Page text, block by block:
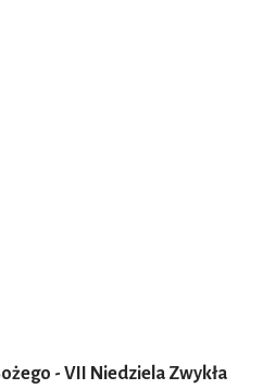
- VII Niedziela Zwykła